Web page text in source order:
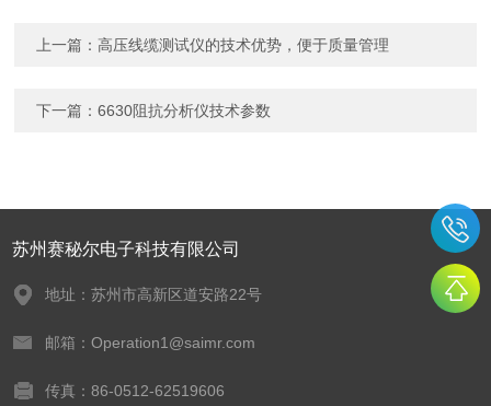
上一篇：高压线缆测试仪的技术优势，便于质量管理
下一篇：6630阻抗分析仪技术参数
苏州赛秘尔电子科技有限公司
地址：苏州市高新区道安路22号
邮箱：Operation1@saimr.com
传真：86-0512-62519606